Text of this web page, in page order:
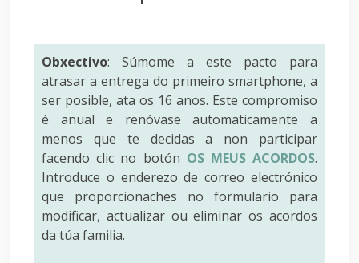
Obxectivo: Súmome a este pacto para
atrasar a entrega do primeiro smartphone, a
ser posible, ata os 16 anos. Este compromiso
é anual e renóvase automaticamente a
menos que te decidas a non participar
facendo clic no botón OS MEUS ACORDOS.
Introduce o enderezo de correo electrónico
que proporcionaches no formulario para
modificar, actualizar ou eliminar os acordos
da túa familia.